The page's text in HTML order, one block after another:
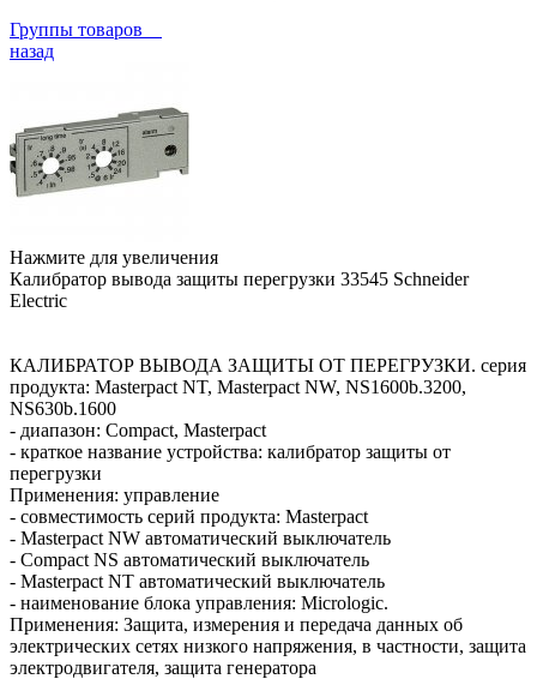
Группы товаров
назад
Нажмите для увеличения
Калибратор вывода защиты перегрузки 33545 Schneider
Electric
КАЛИБРАТОР ВЫВОДА ЗАЩИТЫ ОТ ПЕРЕГРУЗКИ. серия
продукта: Masterpact NT, Masterpact NW, NS1600b.3200,
NS630b.1600
- диапазон: Compact, Masterpact
- краткое название устройства: калибратор защиты от
перегрузки
Применения: управление
- совместимость серий продукта: Masterpact
- Masterpact NW автоматический выключатель
- Compact NS автоматический выключатель
- Masterpact NT автоматический выключатель
- наименование блока управления: Micrologic.
Применения: Защита, измерения и передача данных об
электрических сетях низкого напряжения, в частности, защита
электродвигателя, защита генератора